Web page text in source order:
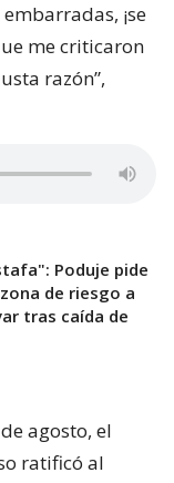
¡se
me criticaron
razón”,
Poduje pide
de riesgo a
tras caída de
agosto, el
ratificó al